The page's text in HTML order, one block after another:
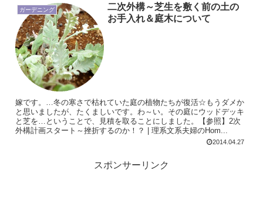
ガーデニング
二次外構～芝生を敷く前の土の
お手入れ＆庭木について
嫁です。…冬の寒さで枯れていた庭の植物たちが復活☆もうダメか
と思いましたが、たくましいです。わ～い。その庭にウッドデッキ
と芝を…ということで、見積を取ることにしました。【参照】2次
外構計画スタート～挫折するのか！？ | 理系文系夫婦のHom...
2014.04.27
スポンサーリンク